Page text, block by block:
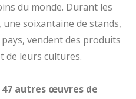
du monde. Durant les
soixantaine de stands,
vendent des produits
de leurs cultures.
autres œuvres de